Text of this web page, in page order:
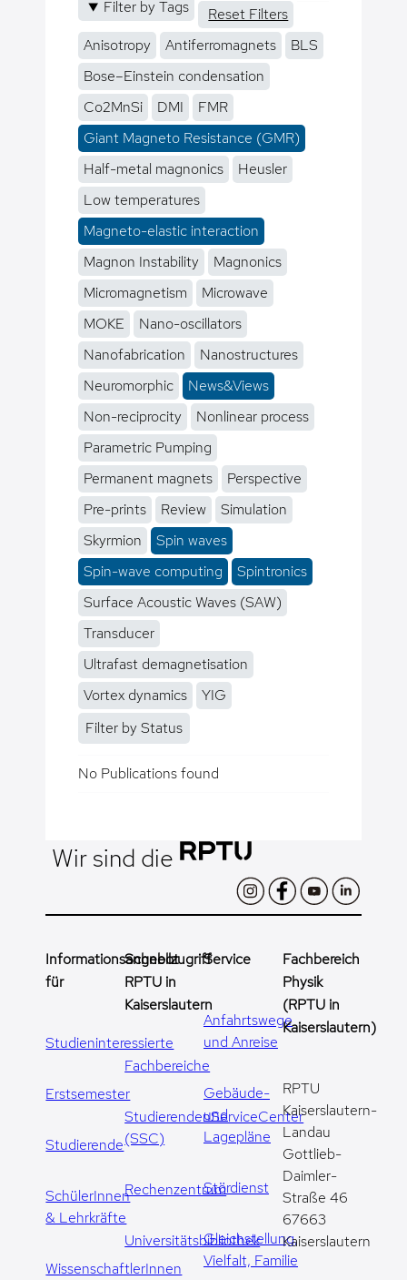
Filter by Tags
Reset Filters
Anisotropy
Antiferromagnets
BLS
Bose–Einstein condensation
Co2MnSi
DMI
FMR
Giant Magneto Resistance (GMR)
Half-metal magnonics
Heusler
Low temperatures
Magneto-elastic interaction
Magnon Instability
Magnonics
Micromagnetism
Microwave
MOKE
Nano-oscillators
Nanofabrication
Nanostructures
Neuromorphic
News&Views
Non-reciprocity
Nonlinear process
Parametric Pumping
Permanent magnets
Perspective
Pre-prints
Review
Simulation
Skyrmion
Spin waves
Spin-wave computing
Spintronics
Surface Acoustic Waves (SAW)
Transducer
Ultrafast demagnetisation
Vortex dynamics
YIG
Filter by Status
No Publications found
Wir sind die
Informationsangebot
für
Studieninteressierte
Erstsemester
Studierende
SchülerInnen
& Lehrkräfte
WissenschaftlerInnen
Schnellzugriff
RPTU in
Kaiserslautern
Fachbereiche
StudierendenServiceCenter
(SSC)
Rechenzentrum
Universitätsbibliothek
Service
Anfahrtswege
und Anreise
Gebäude-
und
Lagepläne
Stördienst
Gleichstellung,
Vielfalt, Familie
Fachbereich
Physik
(RPTU in
Kaiserslautern)
RPTU
Kaiserslautern-
Landau
Gottlieb-
Daimler-
Straße 46
67663
Kaiserslautern